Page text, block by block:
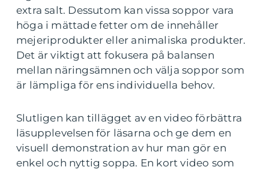
extra salt. Dessutom kan vissa soppor vara
höga i mättade fetter om de innehåller
mejeriprodukter eller animaliska produkter.
Det är viktigt att fokusera på balansen
mellan näringsämnen och välja soppor som
är lämpliga för ens individuella behov.
Slutligen kan tillägget av en video förbättra
läsupplevelsen för läsarna och ge dem en
visuell demonstration av hur man gör en
enkel och nyttig soppa. En kort video som